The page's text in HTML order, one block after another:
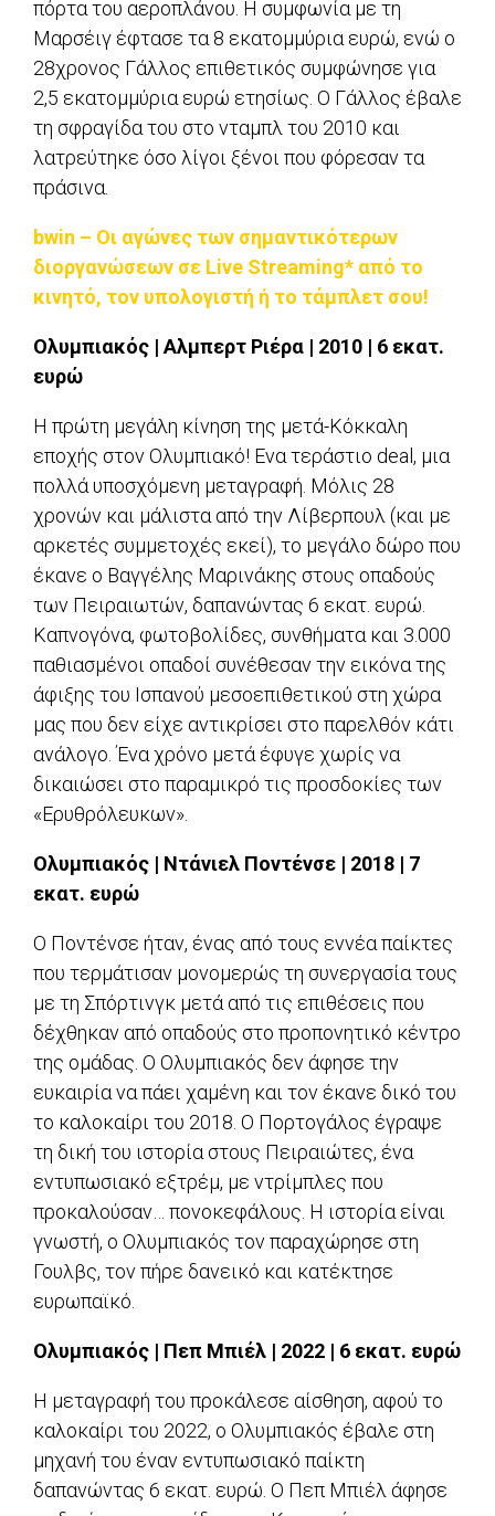
πόρτα του αεροπλάνου. Η συμφωνία με τη
Μαρσέιγ έφτασε τα 8 εκατομμύρια ευρώ, ενώ ο
28χρονος Γάλλος επιθετικός συμφώνησε για
2,5 εκατομμύρια ευρώ ετησίως. Ο Γάλλος έβαλε
τη σφραγίδα του στο νταμπλ του 2010 και
λατρεύτηκε όσο λίγοι ξένοι που φόρεσαν τα
πράσινα.
bwin – Οι αγώνες των σημαντικότερων
διοργανώσεων σε Live Streaming* από το
κινητό, τον υπολογιστή ή το τάμπλετ σου!
Ολυμπιακός | Αλμπερτ Ριέρα | 2010 | 6 εκατ.
ευρώ
Η πρώτη μεγάλη κίνηση της μετά-Κόκκαλη
εποχής στον Ολυμπιακό! Ενα τεράστιο deal, μια
πολλά υποσχόμενη μεταγραφή. Μόλις 28
χρονών και μάλιστα από την Λίβερπουλ (και με
αρκετές συμμετοχές εκεί), το μεγάλο δώρο που
έκανε ο Βαγγέλης Μαρινάκης στους οπαδούς
των Πειραιωτών, δαπανώντας 6 εκατ. ευρώ.
Καπνογόνα, φωτοβολίδες, συνθήματα και 3.000
παθιασμένοι οπαδοί συνέθεσαν την εικόνα της
άφιξης του Ισπανού μεσοεπιθετικού στη χώρα
μας που δεν είχε αντικρίσει στο παρελθόν κάτι
ανάλογο. Ένα χρόνο μετά έφυγε χωρίς να
δικαιώσει στο παραμικρό τις προσδοκίες των
«Ερυθρόλευκων».
Ολυμπιακός | Ντάνιελ Ποντένσε | 2018 | 7
εκατ. ευρώ
Ο Ποντένσε ήταν, ένας από τους εννέα παίκτες
που τερμάτισαν μονομερώς τη συνεργασία τους
με τη Σπόρτινγκ μετά από τις επιθέσεις που
δέχθηκαν από οπαδούς στο προπονητικό κέντρο
της ομάδας. Ο Ολυμπιακός δεν άφησε την
ευκαιρία να πάει χαμένη και τον έκανε δικό του
το καλοκαίρι του 2018. Ο Πορτογάλος έγραψε
τη δική του ιστορία στους Πειραιώτες, ένα
εντυπωσιακό εξτρέμ, με ντρίμπλες που
προκαλούσαν… πονοκεφάλους. Η ιστορία είναι
γνωστή, ο Ολυμπιακός τον παραχώρησε στη
Γουλβς, τον πήρε δανεικό και κατέκτησε
ευρωπαϊκό.
Ολυμπιακός | Πεπ Μπιέλ | 2022 | 6 εκατ. ευρώ
Η μεταγραφή του προκάλεσε αίσθηση, αφού το
καλοκαίρι του 2022, ο Ολυμπιακός έβαλε στη
μηχανή του έναν εντυπωσιακό παίκτη
δαπανώντας 6 εκατ. ευρώ. Ο Πεπ Μπιέλ άφησε